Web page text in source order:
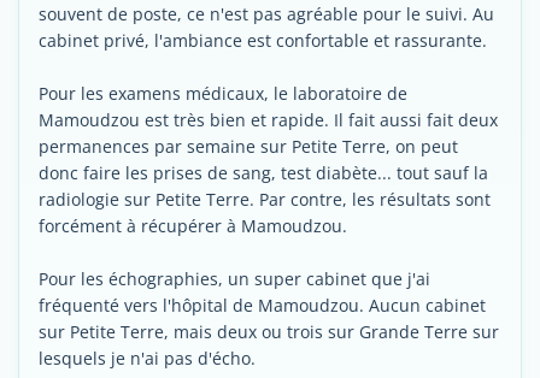
souvent de poste, ce n'est pas agréable pour le suivi. Au
cabinet privé, l'ambiance est confortable et rassurante.
Pour les examens médicaux, le laboratoire de
Mamoudzou est très bien et rapide. Il fait aussi fait deux
permanences par semaine sur Petite Terre, on peut
donc faire les prises de sang, test diabète... tout sauf la
radiologie sur Petite Terre. Par contre, les résultats sont
forcément à récupérer à Mamoudzou.
Pour les échographies, un super cabinet que j'ai
fréquenté vers l'hôpital de Mamoudzou. Aucun cabinet
sur Petite Terre, mais deux ou trois sur Grande Terre sur
lesquels je n'ai pas d'écho.